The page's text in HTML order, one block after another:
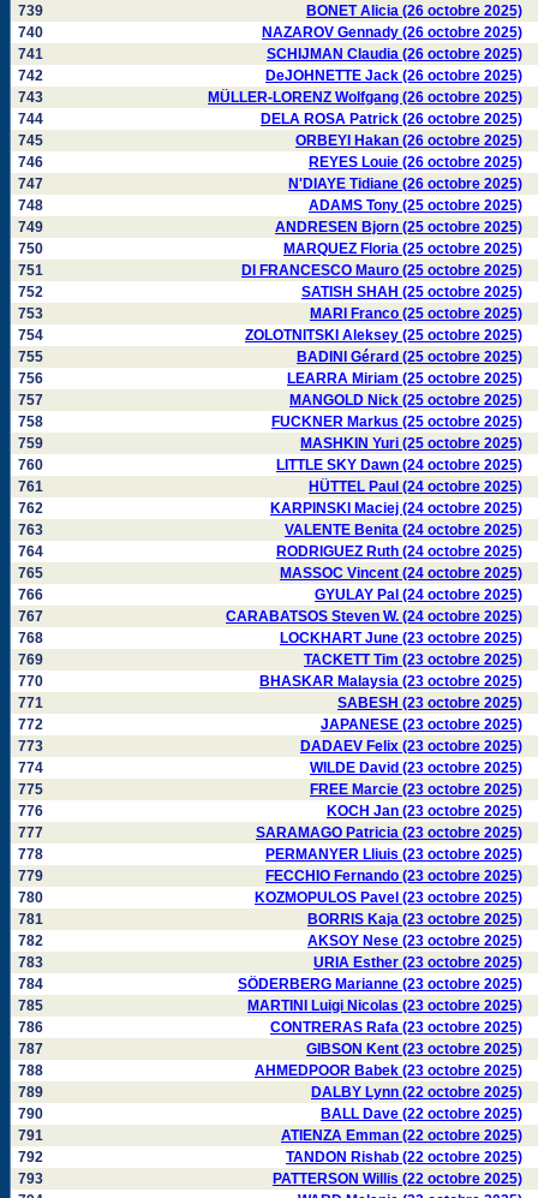
739
BONET Alicia (26 octobre 2025)
740
NAZAROV Gennady (26 octobre 2025)
741
SCHIJMAN Claudia (26 octobre 2025)
742
DeJOHNETTE Jack (26 octobre 2025)
743
MÜLLER-LORENZ Wolfgang (26 octobre 2025)
744
DELA ROSA Patrick (26 octobre 2025)
745
ORBEYI Hakan (26 octobre 2025)
746
REYES Louie (26 octobre 2025)
747
N'DIAYE Tidiane (26 octobre 2025)
748
ADAMS Tony (25 octobre 2025)
749
ANDRESEN Bjorn (25 octobre 2025)
750
MARQUEZ Floria (25 octobre 2025)
751
DI FRANCESCO Mauro (25 octobre 2025)
752
SATISH SHAH (25 octobre 2025)
753
MARI Franco (25 octobre 2025)
754
ZOLOTNITSKI Aleksey (25 octobre 2025)
755
BADINI Gérard (25 octobre 2025)
756
LEARRA Miriam (25 octobre 2025)
757
MANGOLD Nick (25 octobre 2025)
758
FUCKNER Markus (25 octobre 2025)
759
MASHKIN Yuri (25 octobre 2025)
760
LITTLE SKY Dawn (24 octobre 2025)
761
HÜTTEL Paul (24 octobre 2025)
762
KARPINSKI Maciej (24 octobre 2025)
763
VALENTE Benita (24 octobre 2025)
764
RODRIGUEZ Ruth (24 octobre 2025)
765
MASSOC Vincent (24 octobre 2025)
766
GYULAY Pal (24 octobre 2025)
767
CARABATSOS Steven W. (24 octobre 2025)
768
LOCKHART June (23 octobre 2025)
769
TACKETT Tim (23 octobre 2025)
770
BHASKAR Malaysia (23 octobre 2025)
771
SABESH (23 octobre 2025)
772
JAPANESE (23 octobre 2025)
773
DADAEV Felix (23 octobre 2025)
774
WILDE David (23 octobre 2025)
775
FREE Marcie (23 octobre 2025)
776
KOCH Jan (23 octobre 2025)
777
SARAMAGO Patricia (23 octobre 2025)
778
PERMANYER Lliuis (23 octobre 2025)
779
FECCHIO Fernando (23 octobre 2025)
780
KOZMOPULOS Pavel (23 octobre 2025)
781
BORRIS Kaja (23 octobre 2025)
782
AKSOY Nese (23 octobre 2025)
783
URIA Esther (23 octobre 2025)
784
SÖDERBERG Marianne (23 octobre 2025)
785
MARTINI Luigi Nicolas (23 octobre 2025)
786
CONTRERAS Rafa (23 octobre 2025)
787
GIBSON Kent (23 octobre 2025)
788
AHMEDPOOR Babek (23 octobre 2025)
789
DALBY Lynn (22 octobre 2025)
790
BALL Dave (22 octobre 2025)
791
ATIENZA Emman (22 octobre 2025)
792
TANDON Rishab (22 octobre 2025)
793
PATTERSON Willis (22 octobre 2025)